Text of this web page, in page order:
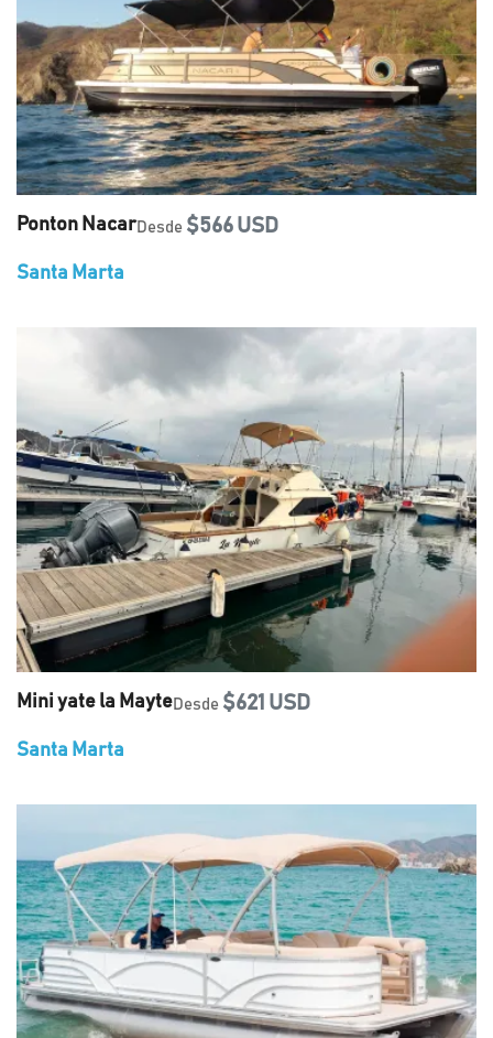
Ponton NacarDesde $566 USD
Santa Marta
Mini yate la MayteDesde $621 USD
Santa Marta